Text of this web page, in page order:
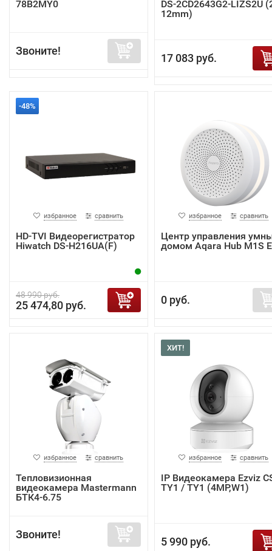
78B2MY0
Звоните!
DS-2CD2643G2-LIZS2U
12mm)
17 083 руб.
-48%
избранное сравнить
HD-TVI Видеорегистратор
Hiwatch DS-H216UA(F)
48 990 руб.
25 474,80 руб.
избранное сравнить
Центр управления
домом Aqara Hub M1S
0 руб.
избранное сравнить
Тепловизионная
видеокамера Mastermann
БТК4-6.75
Звоните!
ХИТ!
избранное сравнить
IP Видеокамера Ezviz
TY1 / TY1 (4MP,W1)
5 990 руб.